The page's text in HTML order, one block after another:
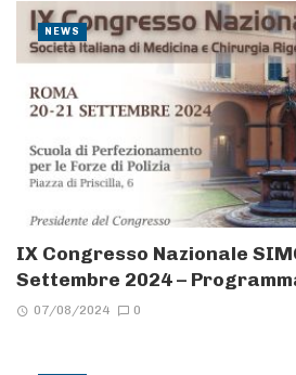
IX Congresso Nazionale
Settembre 2024 –
07/08/2024 0
NEWS